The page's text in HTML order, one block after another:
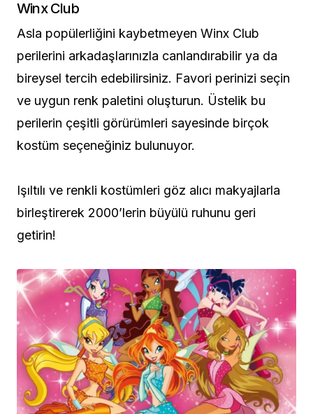
Winx Club
Asla popülerliğini kaybetmeyen Winx Club
perilerini arkadaşlarınızla canlandırabilir ya da
bireysel tercih edebilirsiniz. Favori perinizi seçin
ve uygun renk paletini oluşturun. Üstelik bu
perilerin çeşitli görürümleri sayesinde birçok
kostüm seçeneğiniz bulunuyor.
Işıltılı ve renkli kostümleri göz alıcı makyajlarla
birleştirerek 2000’lerin büyülü ruhunu geri
getirin!